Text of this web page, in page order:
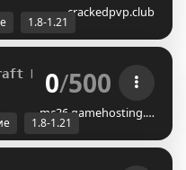
crackedpvp.club
1.8-1.21
Network [1.8–1.21+]
0/500
mc36.gamehosting.…
1.8-1.21